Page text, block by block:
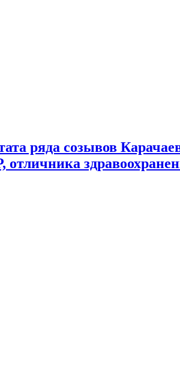
КЧР в газете "ПРАВДА":
ряда созывов